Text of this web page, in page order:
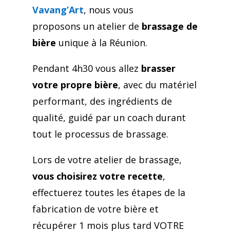
Vavang’Art, nous vous
proposons un atelier de brassage de
bière unique à la Réunion.
Pendant 4h30 vous allez brasser
votre propre bière, avec du matériel
performant, des ingrédients de
qualité, guidé par un coach durant
tout le processus de brassage.
Lors de votre atelier de brassage,
vous choisirez votre recette,
effectuerez toutes les étapes de la
fabrication de votre bière et
récupérer 1 mois plus tard VOTRE